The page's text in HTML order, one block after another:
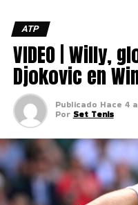
ATP
VIDEO | Willy,
Djokovic en
Publicado Hace 4
Por Set Tenis